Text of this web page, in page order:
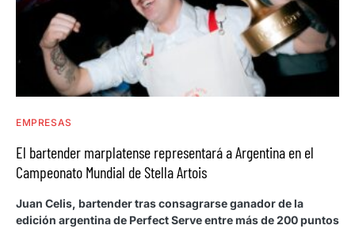
EMPRESAS
El bartender marplatense representará a Argentina en el
Campeonato Mundial de Stella Artois
Juan Celis, bartender tras consagrarse ganador de la
edición argentina de Perfect Serve entre más de 200 puntos